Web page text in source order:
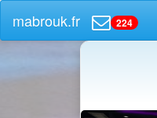
mabrouk.fr 224